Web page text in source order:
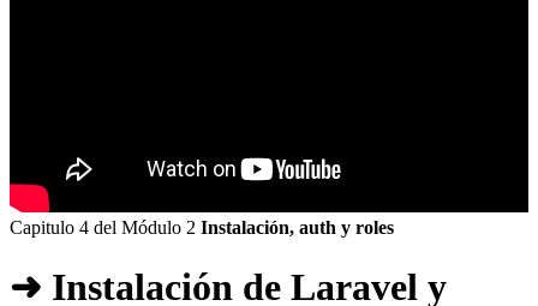
Capitulo 4 del Módulo 2 Instalación, auth y roles
➜ Instalación de Laravel y